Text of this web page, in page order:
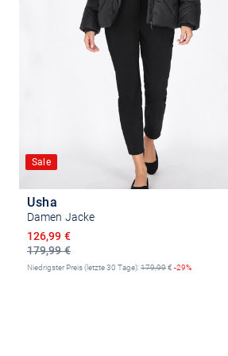
Sale
Usha
Damen Jacke
179,99 €
Ermäßigter Preis
126,99 €
Niedrigster Preis (letzte 30 Tage):179,99€ -29%